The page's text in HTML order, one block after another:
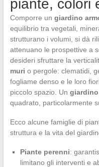
piante, colori
Comporre un giardino
equilibrio tra vegetali,
strutturano i volumi, si dà
attenuano le prospettive a
desideri sfruttare la
muri o pergole: clematidi,
fogliame denso e le loro
piccolo spazio. Un
quadrato, particolarmente
Ecco alcune famiglie di
struttura e la vita del
Piante perenni:
limitano gli interventi e